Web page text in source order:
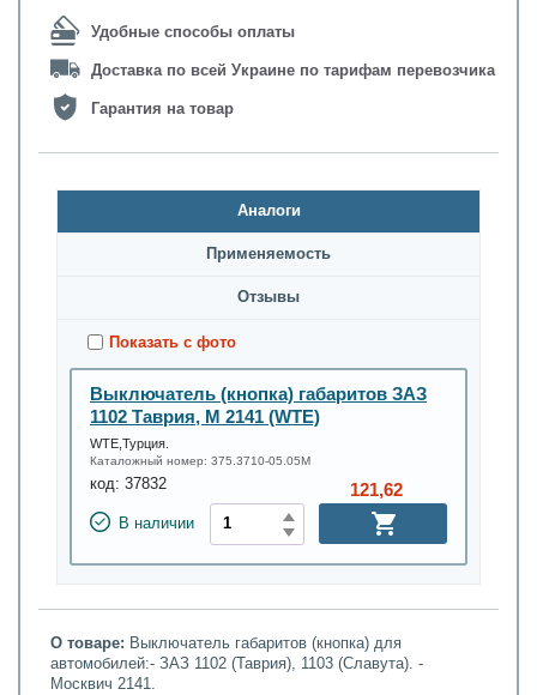
Удобные способы оплаты
Доставка по всей Украине по тарифам перевозчика
Гарантия на товар
Аналоги
Применяемость
Oтзывы
Показать с фото
Выключатель (кнопка) габаритов ЗАЗ
1102 Таврия, М 2141 (WTE)
WTE,Турция.
Каталожный номер: 375.3710-05.05М
код: 37832
В наличии
121,62
О товаре: Выключатель габаритов (кнопка) для
автомобилей:- ЗАЗ 1102 (Таврия), 1103 (Славута). -
Москвич 2141.